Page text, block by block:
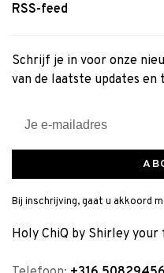
RSS-feed
Schrijf je in voor onze
van de laatste updates en
Bij inschrijving, gaat u akkoord
Holy ChiQ by Shirley